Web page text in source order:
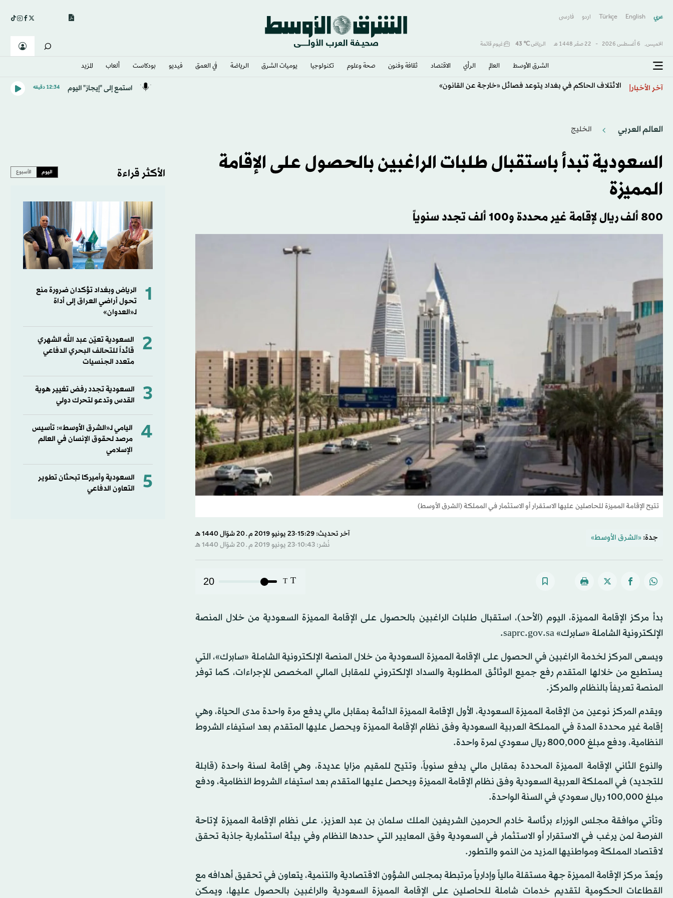
عربي English
Türkçe اردو فارسى
الخميس, 6 أغسطس 2026 - 22 صفَر 1448 هـ الرياض℃
43 غيوم قاتمة
الشرق الأوسط​ العالم الرأي الاقتصاد ثقافة وفنون صحة وعلوم تكنولوجيا يوميات الشرق​ الرياضة في العمق فيديو بودكاست ألعاب المزيد
آخر الأخبار الائتلاف الحاكم في بغداد يتوعد فصائل «خارجة عن القانون» استمع إلى "إيجاز" اليوم 12:34 دقيقه
العالم العربي الخليج
السعودية تبدأ باستقبال طلبات الراغبين بالحصول على الإقامة
المميزة
800 ألف ريال لإقامة غير محددة و100 ألف تجدد سنوياً
تتيح الإقامة المميزة للحاصلين عليها الاستقرار أو الاستثمار في المملكة (الشرق الأوسط)
جدة: «الشرق الأوسط»
آخر تحديث: 15:29-23 يونيو 2019 م ـ 20 شوّال 1440 هـ
نُشر: 10:43-23 يونيو 2019 م ـ 20 شوّال 1440 هـ
T
T
20
بدأ مركز الإقامة المميزة، اليوم (الأحد)، استقبال طلبات الراغبين بالحصول على الإقامة المميزة السعودية من خلال المنصة
الإلكترونية الشاملة «سابرك» saprc.gov.sa.
ويسعى المركز لخدمة الراغبين في الحصول على الإقامة المميزة السعودية من خلال المنصة الإلكترونية الشاملة «سابرك»، التي
يستطيع من خلالها المتقدم رفع جميع الوثائق المطلوبة والسداد الإلكتروني للمقابل المالي المخصص للإجراءات، كما توفر
المنصة تعريفاً بالنظام والمركز.
ويقدم المركز نوعين من الإقامة المميزة السعودية، الأول الإقامة المميزة الدائمة بمقابل مالي يدفع مرة واحدة مدى الحياة، وهي
إقامة غير محددة المدة في المملكة العربية السعودية وفق نظام الإقامة المميزة ويحصل عليها المتقدم بعد استيفاء الشروط
النظامية، ودفع مبلغ 800,000 ريال سعودي لمرة واحدة.
والنوع الثاني الإقامة المميزة المحددة بمقابل مالي يدفع سنوياً، وتتيح للمقيم مزايا عديدة، وهي إقامة لسنة واحدة (قابلة
للتجديد) في المملكة العربية السعودية وفق نظام الإقامة المميزة ويحصل عليها المتقدم بعد استيفاء الشروط النظامية، ودفع
مبلغ 100,000 ريال سعودي في السنة الواحدة.
وتأتي موافقة مجلس الوزراء برئاسة خادم الحرمين الشريفين الملك سلمان بن عبد العزيز، على نظام الإقامة المميزة لإتاحة
الفرصة لمن يرغب في الاستقرار أو الاستثمار في السعودية وفق المعايير التي حددها النظام وفي بيئة استثمارية جاذبة تحقق
لاقتصاد المملكة ومواطنيها المزيد من النمو والتطور.
ويُعدّ مركز الإقامة المميزة جهة مستقلة مالياً وإدارياً مرتبطة بمجلس الشؤون الاقتصادية والتنمية، يتعاون في تحقيق أهدافه مع
القطاعات الحكومية لتقديم خدمات شاملة للحاصلين على الإقامة المميزة السعودية والراغبين بالحصول عليها، ويمكن
الأكثر قراءة اليوم الأسبوع
1
الرياض وبغداد تؤكدان ضرورة منع
تحول أراضي العراق إلى أداة
لـ«العدوان»
2
السعودية تعيّن عبد الله الشهري
قائداً للتحالف البحري الدفاعي
متعدد الجنسيات
3
السعودية تجدد رفض تغيير هوية
القدس وتدعو لتحرك دولي
4
اليامي لـ«الشرق الأوسط»: تأسيس
مرصد لحقوق الإنسان في العالم
الإسلامي
5
السعودية وأميركا تبحثان تطوير
التعاون الدفاعي